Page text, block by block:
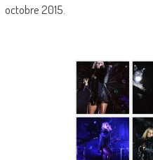
octobre 2015.